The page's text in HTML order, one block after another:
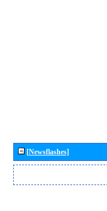
[Newsflashes]